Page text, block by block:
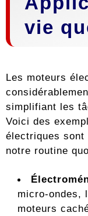
vie
Les moteurs
simplifiant les
Voici des
électriques sont
notre routine
micro-ondes,
moteurs